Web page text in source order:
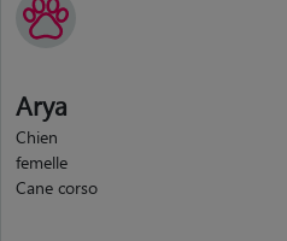
Arya
Chien
femelle
Cane corso